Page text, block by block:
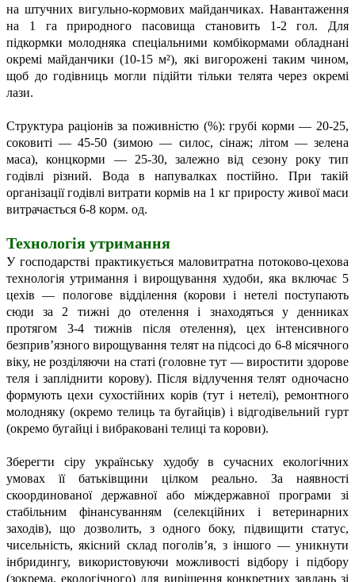
на штучних вигульно-кормових майданчиках. Навантаження
на 1 га природного пасовища становить 1-2 гол. Для
підкормки молодняка спеціальними комбікормами обладнані
окремі майданчики (10-15 м²), які вигорожені таким чином,
щоб до годівниць могли підійти тільки телята через окремі
лази.
Структура раціонів за поживністю (%): грубі корми — 20-25,
соковиті — 45-50 (зимою — силос, сінаж; літом — зелена
маса), концкорми — 25-30, залежно від сезону року тип
годівлі різний. Вода в напувалках постійно. При такій
організації годівлі витрати кормів на 1 кг приросту живої маси
витрачається 6-8 корм. од.
Технологія утримання
У господарстві практикується маловитратна потоково-цехова
технологія утримання і вирощування худоби, яка включає 5
цехів — пологове відділення (корови і нетелі поступають
сюди за 2 тижні до отелення і знаходяться у денниках
протягом 3-4 тижнів після отелення), цех інтенсивного
безприв’язного вирощування телят на підсосі до 6-8 місячного
віку, не розділяючи на статі (головне тут — виростити здорове
теля і запліднити корову). Після відлучення телят одночасно
формують цехи сухостійних корів (тут і нетелі), ремонтного
молодняку (окремо телиць та бугайців) і відгодівельний гурт
(окремо бугайці і вибраковані телиці та корови).
Зберегти сіру українську худобу в сучасних екологічних
умовах її батьківщини цілком реально. За наявності
скоординованої державної або міждержавної програми зі
стабільним фінансуванням (селекційних і ветеринарних
заходів), що дозволить, з одного боку, підвищити статус,
чисельність, якісний склад поголів’я, з іншого — уникнути
інбридингу, використовуючи можливості відбору і підбору
(зокрема, екологічного) для вирішення конкретних завдань зі